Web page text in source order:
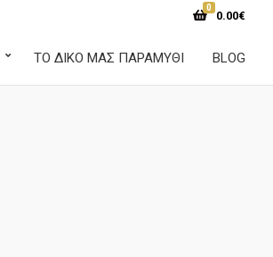
0
0.00€
ΤΟ ΔΙΚΟ ΜΑΣ ΠΑΡΑΜΥΘΙ BLOG